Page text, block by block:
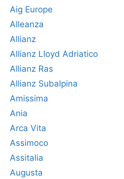
Aig Europe
Alleanza
Allianz
Allianz Lloyd Adriatico
Allianz Ras
Allianz Subalpina
Amissima
Ania
Arca Vita
Assimoco
Assitalia
Augusta